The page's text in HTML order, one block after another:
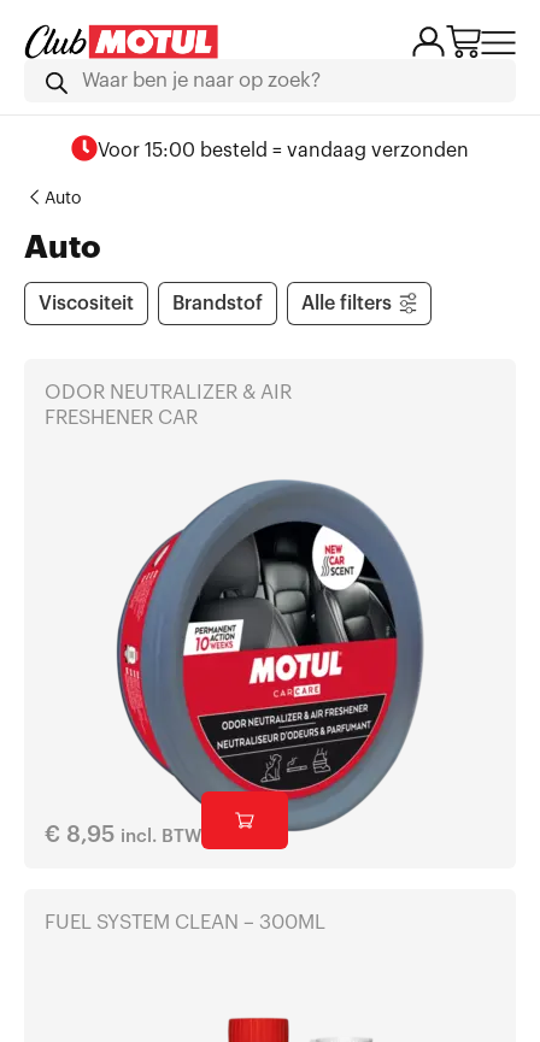
Voor 15:00 besteld = vandaag verzonden
Auto
Auto
Viscositeit Brandstof Alle filters
ODOR NEUTRALIZER & AIR
FRESHENER CAR
€ 8,95 incl. BTW
FUEL SYSTEM CLEAN – 300ML